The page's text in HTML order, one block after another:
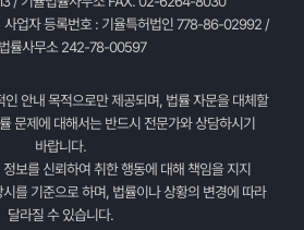
업자 등록번호 : 기율특허법인 778-86-02992 /
률사무소 242-78-00597
안내 목적으로만 제공되며, 법률 자문을 대체할
문제에 대해서는 반드시 전문가와 상담하시기
바랍니다.
보를 신뢰하여 취한 행동에 대해 책임을 지지
를 기준으로 하며, 법률이나 상황의 변경에 따라
달라질 수 있습니다.